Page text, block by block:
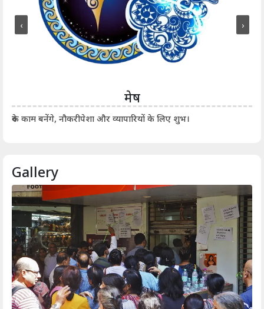
मेष
रुके काम बनेंगे, नौकरीपेशा और व्यापारियों के लिए शुभ।
‹ ›
Gallery